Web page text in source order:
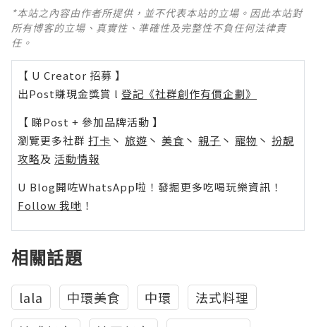
*本站之內容由作者所提供，並不代表本站的立場。因此本站對
所有博客的立場、真實性、準確性及完整性不負任何法律責
任。
【 U Creator 招募 】
出Post賺現金獎賞 l 登記《社群創作有價企劃》
【 睇Post + 參加品牌活動 】
瀏覽更多社群 打卡 丶 旅遊 丶 美食 丶 親子 丶 寵物 丶 扮靚
攻略及 活動情報
U Blog開咗WhatsApp啦！發掘更多吃喝玩樂資訊！
Follow 我哋 ！
相關話題
lala 中環美食 中環
法式料理